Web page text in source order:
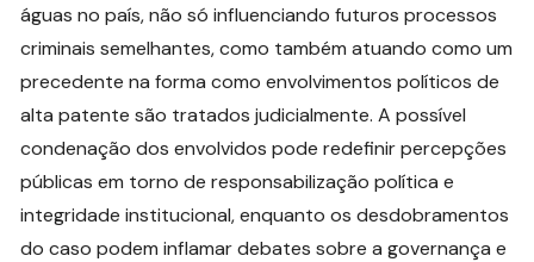
águas no país, não só influenciando futuros processos
criminais semelhantes, como também atuando como um
precedente na forma como envolvimentos políticos de
alta patente são tratados judicialmente. A possível
condenação dos envolvidos pode redefinir percepções
públicas em torno de responsabilização política e
integridade institucional, enquanto os desdobramentos
do caso podem inflamar debates sobre a governança e